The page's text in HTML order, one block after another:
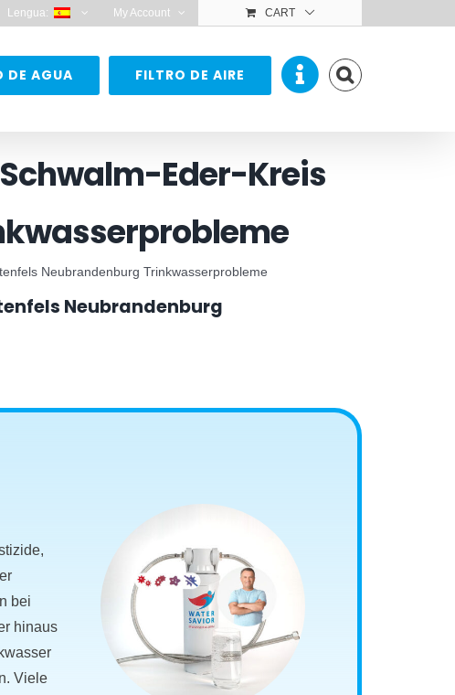
Lengua: My Account CART
DE AGUA FILTRO DE AIRE
Eder-Kreis
Neubrandenburg Trinkwasserprobleme
Neubrandenburg
bei
hinaus
Viele